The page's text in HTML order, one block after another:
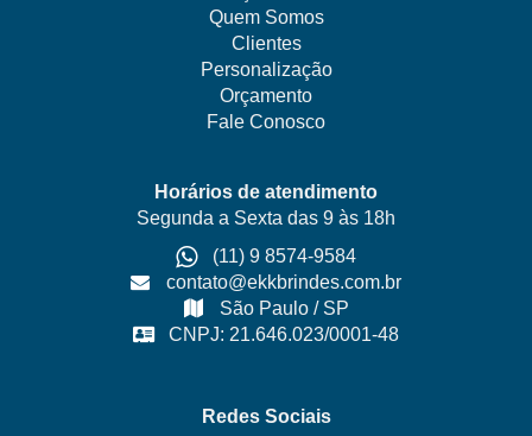
Quem Somos
Clientes
Personalização
Orçamento
Fale Conosco
Horários de atendimento
Segunda a Sexta das 9 às 18h
(11) 9 8574-9584
contato@ekkbrindes.com.br
São Paulo / SP
CNPJ: 21.646.023/0001-48
Redes Sociais